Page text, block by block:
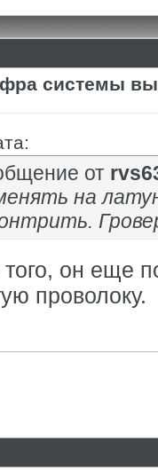
системы
от
на
он еще
проволоку.